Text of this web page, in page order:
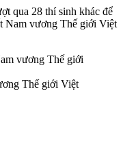
qua 28 thí sinh khác để
Nam vương Thế giới Việt
Thế giới Việt